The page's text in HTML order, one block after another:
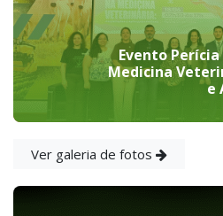
Evento
Medicina
e
Ver galeria de fotos